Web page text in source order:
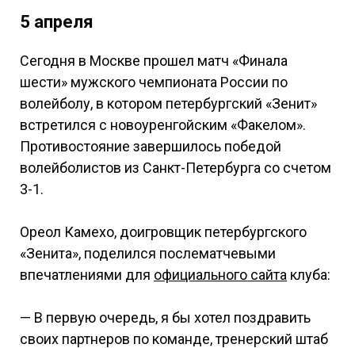
5 апреля
Сегодня в Москве прошел матч «Финала
шести» мужского чемпионата России по
волейболу, в котором петербургский «Зенит»
встретился с новоуренгойским «Факелом».
Противостояние завершилось победой
волейболистов из Санкт-Петербурга со счетом
3-1.
Ореол Камехо, доигровщик петербургского
«Зенита», поделился послематчевыми
впечатлениями для официального сайта клуба:
— В первую очередь, я бы хотел поздравить
своих партнеров по команде, тренерский штаб